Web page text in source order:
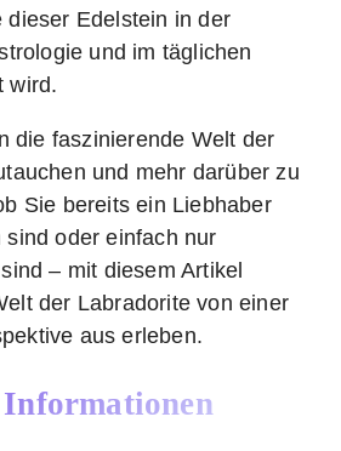
dieser Edelstein in der
und im täglichen
wird.
die faszinierende Welt der
und mehr darüber zu
Sie bereits ein Liebhaber
oder einfach nur
– mit diesem Artikel
der Labradorite von einer
aus erleben.